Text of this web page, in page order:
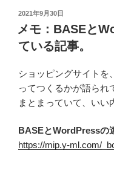
投
日:
2021年9月30日
メモ：BASEと
ている記事。
ショッピングサイトを
ってつくるかが語られ
まとまっていて、いい
BASEとWordPressの
https://mip.y-ml.com/